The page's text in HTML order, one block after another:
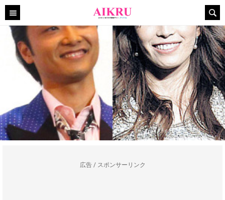
広告 / スポンサーリンク